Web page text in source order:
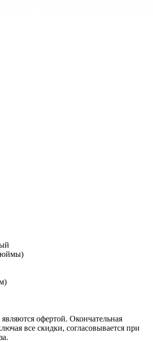
офертой. Окончательная
все скидки, согласовывается при